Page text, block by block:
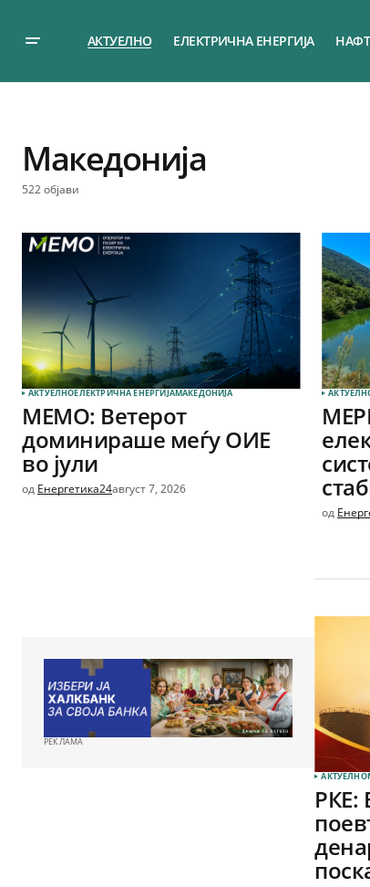
АКТУЕЛНО ЕЛЕКТРИЧНА ЕНЕРГИЈА
Македонија
522 објави
АКТУЕЛНОЕЛЕКТРИЧНА ЕНЕРГИЈАМАКЕДОНИЈА
МЕМО: Ветерот
доминираше меѓу ОИЕ
во јули
од Енергетика24август 7, 2026
од
РЕКЛАМА
АКТУЕЛНО
РКЕ: